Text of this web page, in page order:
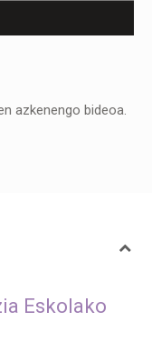
azkenengo bideoa.
Eskolako